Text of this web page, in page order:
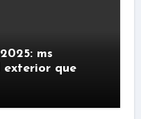
ms
que